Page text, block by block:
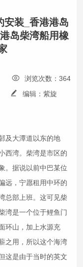
安装_香港港岛
岛柴湾船用橡
浏览次数：364
编辑：紫旋
及大潭道以东的地
西湾。柴湾是市区的
。据说以前中巴某位
远，宁愿租用中环的
总部上班。这可见柴
湾是一个位于鲤鱼门
环山，加上水源充
之用，所以这个海湾
这是由于当时的英文